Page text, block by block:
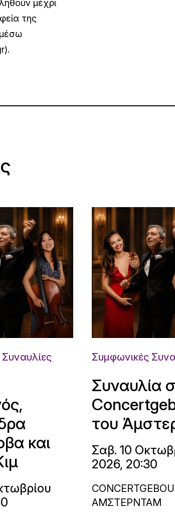
μέχρι
της
και
Συμφωνικές
Συναυλία
του
Σαβ. 10
2026, 20:30
ΑΜΣΤΕΡΝΤΑΜ